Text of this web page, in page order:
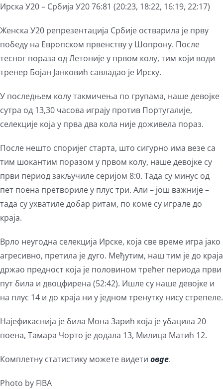
Ирска У20 – Србија У20 76:81 (20:23, 18:22, 16:19, 22:17)
Женска У20 репрезентација Србије остварила је прву
победу на Европском првенству у Шопрону. После
тесног пораза од Летоније у првом колу, тим који води
тренер Бојан Јанковић савладао је Ирску.
У последњем колу такмичења по групама, наше девојке
сутра од 13,30 часова играју против Португалије,
селекције која у прва два кола није доживела пораз.
После нешто споријег старта, што сигурно има везе са
тим шокантим поразом у првом колу, наше девојке су
први период закључиле серијом 8:0. Тада су минус од
пет поена претвориле у плус три. Али – још важније –
тада су ухватиле добар ритам, по коме су играле до
краја.
Врло неугодна селекција Ирске, која све време игра јако
агресивно, претила је дуго. Међутим, наш тим је до краја
држао предност која је половином трећег периода први
пут била и двоцфирена (52:42). Ишле су наше девојке и
на плус 14 и до краја ни у једном тренутку нису стрепеле.
Најефикаснија је била Мона Зарић која је убацила 20
поена, Тамара Чорто је додала 13, Милица Матић 12.
Комплетну статистику можете видети овде.
Photo by FIBA